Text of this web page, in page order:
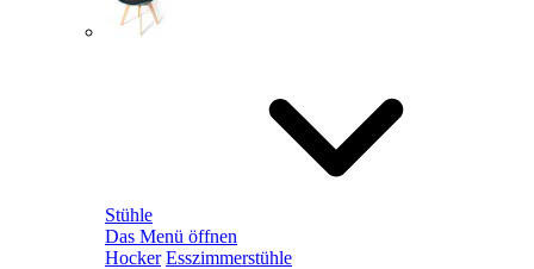
Stühle
Das Menü öffnen
Hocker Esszimmerstühle